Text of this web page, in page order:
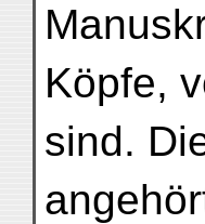
Köpfe,
sind.